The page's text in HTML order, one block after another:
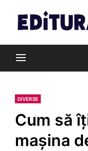
content
DIVERSE
Cum să
mașina